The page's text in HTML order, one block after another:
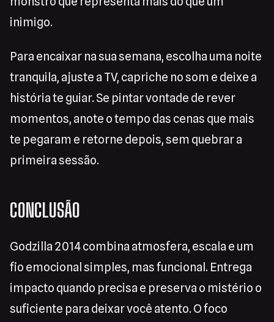
inimigo.
Para encaixar na sua semana, escolha uma noite
tranquila, ajuste a TV, capriche no som e deixe a
história te guiar. Se pintar vontade de rever
momentos, anote o tempo das cenas que mais
te pegaram e retorne depois, sem quebrar a
primeira sessão.
CONCLUSÃO
Godzilla 2014 combina atmosfera, escala e um
fio emocional simples, mas funcional. Entrega
impacto quando precisa e preserva o mistério o
suficiente para deixar você atento. O foco